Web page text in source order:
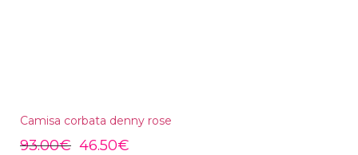
Camisa corbata denny rose
93.00€ 46.50€